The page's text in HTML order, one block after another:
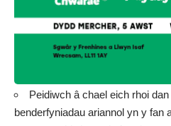
Peidiwch â chael eich rhoi
benderfyniadau ariannol yn y fan